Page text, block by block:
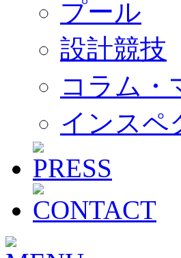
プール
設計競技
コラム・
インスペ